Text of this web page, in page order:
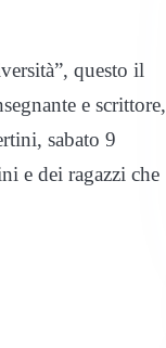
questo il
e scrittore,
sabato 9
e dei ragazzi che